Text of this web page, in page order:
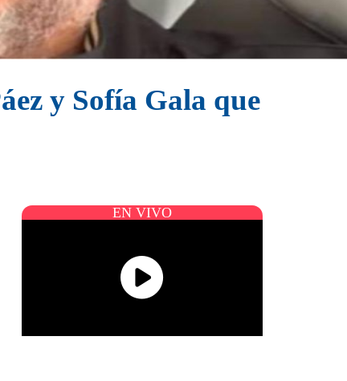
y Sofía Gala que
EN VIVO